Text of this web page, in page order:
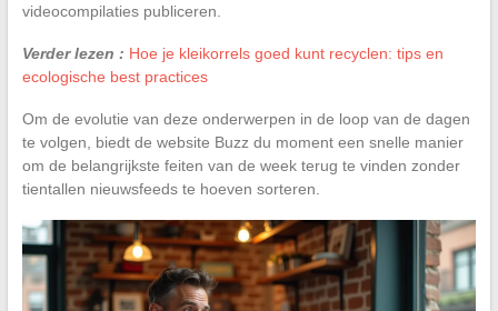
videocompilaties publiceren.
Verder lezen : Hoe je kleikorrels goed kunt recyclen: tips en
ecologische best practices
Om de evolutie van deze onderwerpen in de loop van de dagen
te volgen, biedt de website Buzz du moment een snelle manier
om de belangrijkste feiten van de week terug te vinden zonder
tientallen nieuwsfeeds te hoeven sorteren.